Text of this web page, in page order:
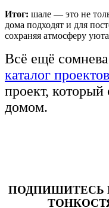
Итог: шале — это не
дома подходят и для
сохраняя атмосферу
Всё ещё
каталог
проект,
домом.
ПОДПИШИТЕСЬ